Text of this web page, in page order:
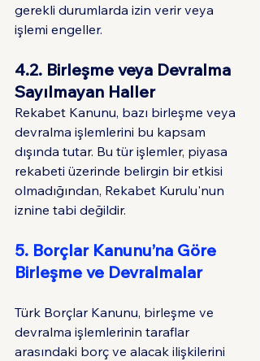
gerekli durumlarda izin verir veya
işlemi engeller.
4.2. Birleşme veya Devralma
Sayılmayan Haller
Rekabet Kanunu, bazı birleşme veya
devralma işlemlerini bu kapsam
dışında tutar. Bu tür işlemler, piyasa
rekabeti üzerinde belirgin bir etkisi
olmadığından, Rekabet Kurulu'nun
iznine tabi değildir.
5. Borçlar Kanunu’na Göre
Birleşme ve Devralmalar
Türk Borçlar Kanunu, birleşme ve
devralma işlemlerinin taraflar
arasındaki borç ve alacak ilişkilerini